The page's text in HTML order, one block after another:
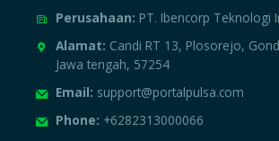
Perusahaan: PT. Ibencorp Teknologi
Alamat: Candi RT 13, Plosorejo,
Jawa tengah, 57254
Email: support@portalpulsa.com
Phone: +6282313000066